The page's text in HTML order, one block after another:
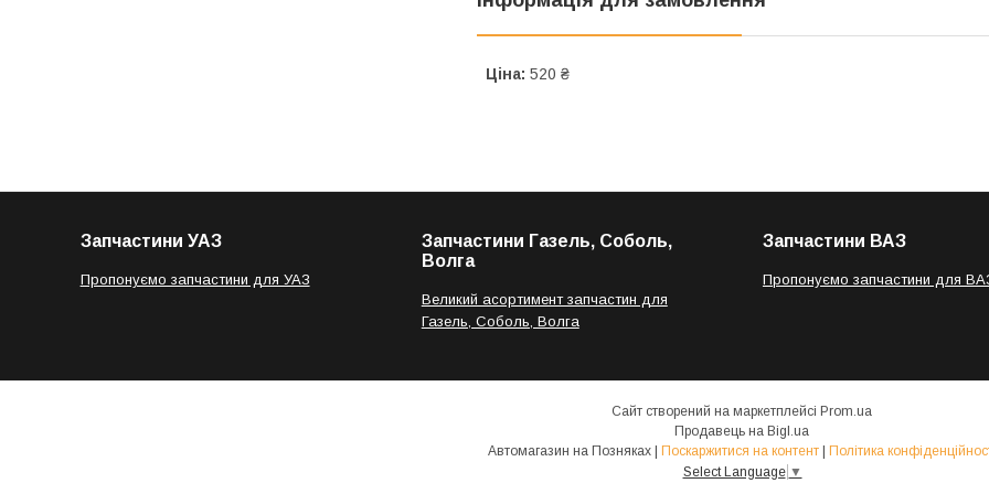
Ціна: 520 ₴
Запчастини УАЗ
Пропонуємо запчастини для УАЗ
Запчастини Газель, Соболь,
Волга
Великий асортимент запчастин для
Газель, Соболь, Волга
Запчастини ВАЗ
Пропонуємо запчастини для
Сайт створений на маркетплейсі Prom.ua
Продавець на Bigl.ua
Автомагазин на Позняках | Поскаржитися на контент | Політика
Select Language ▼